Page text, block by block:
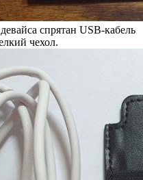
спрятан USB-кабель
чехол.